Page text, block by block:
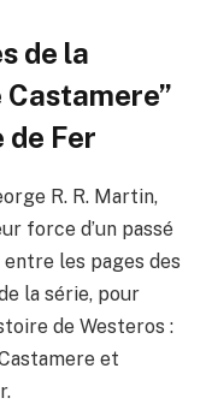
de la
Castamere”
de Fer
R. R. Martin,
force d’un passé
les pages des
la série, pour
de Westeros :
et